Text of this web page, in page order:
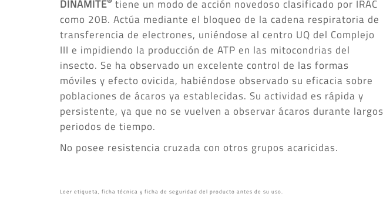
DINAMITE tiene un modo de acción novedoso clasificado por IRAC
como 20B. Actúa mediante el bloqueo de la cadena respiratoria de
transferencia de electrones, uniéndose al centro UQ del Complejo
III e impidiendo la producción de ATP en las mitocondrias del
insecto. Se ha observado un excelente control de las formas
móviles y efecto ovicida, habiéndose observado su eficacia sobre
poblaciones de ácaros ya establecidas. Su actividad es rápida y
persistente, ya que no se vuelven a observar ácaros durante largos
periodos de tiempo.
No posee resistencia cruzada con otros grupos acaricidas.
Leer etiqueta, ficha técnica y ficha de seguridad del producto antes de su uso.